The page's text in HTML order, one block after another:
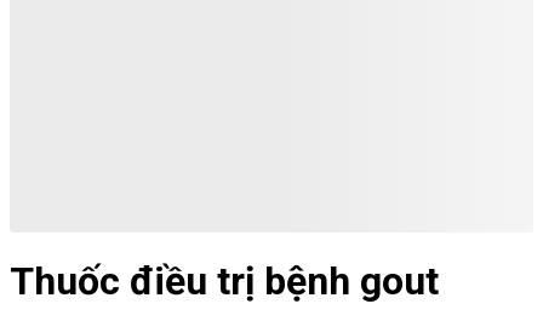
Thuốc điều trị bệnh gout